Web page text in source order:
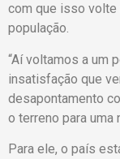
com que isso volte
população.
“Aí voltamos a um
insatisfação que
desapontamento
o terreno para uma
Para ele, o país